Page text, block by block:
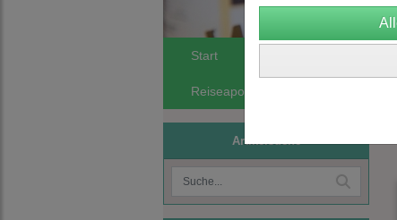
Start
Reiseapotheken
Artikelsuche